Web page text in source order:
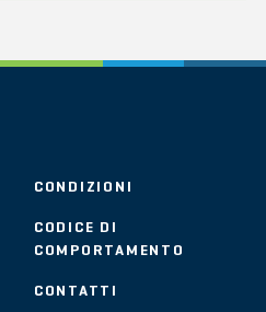
CONDIZIONI
CODICE DI
COMPORTAMENTO
CONTATTI